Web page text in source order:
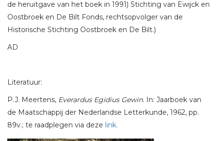
de heruitgave van het boek in 1991) Stichting van Ewijck en
Oostbroek en De Bilt Fonds, rechtsopvolger van de
Historische Stichting Oostbroek en De Bilt.)
AD
Literatuur:
P.J. Meertens, Everardus Egidius Gewin. In: Jaarboek van
de Maatschappij der Nederlandse Letterkunde, 1962, pp.
89v.; te raadplegen via deze link.